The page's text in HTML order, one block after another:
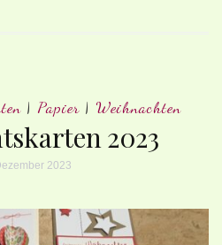
| Papier | Weihnachten
2023
2023